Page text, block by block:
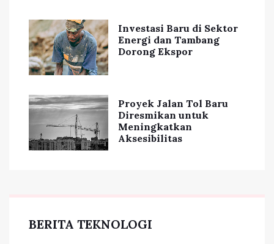
Investasi Baru di Sektor
Energi dan Tambang
Dorong Ekspor
Proyek Jalan Tol Baru
Diresmikan untuk
Meningkatkan
Aksesibilitas
BERITA TEKNOLOGI